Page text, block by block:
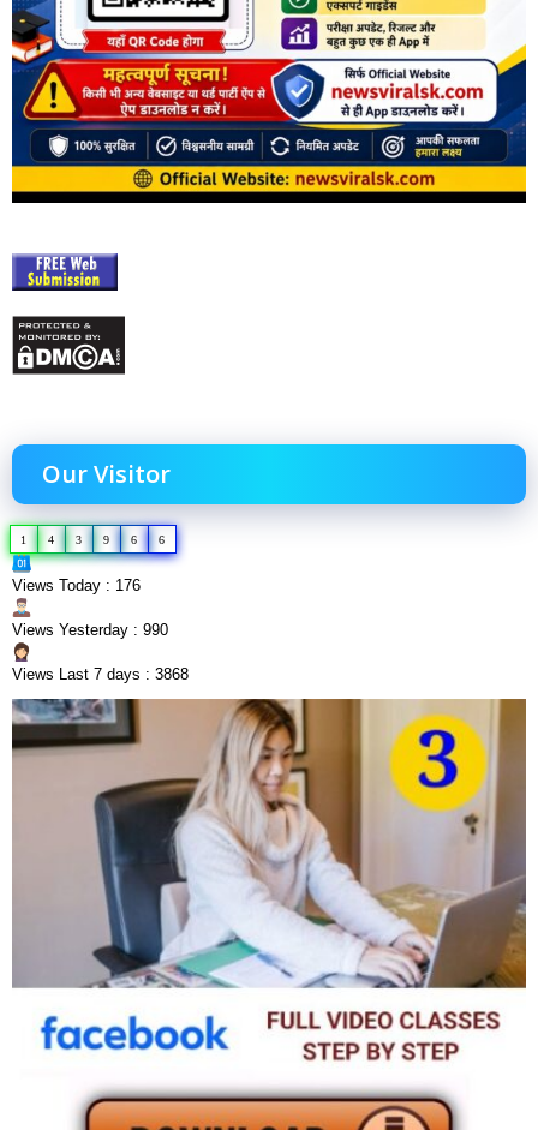
Our Visitor
1 4 3 9 6 6
Views Today : 176
Views Yesterday : 990
Views Last 7 days : 3868